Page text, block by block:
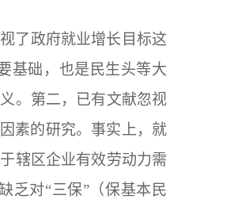
了政府就业增长目标这
基础，也是民生头等大
。第二，已有文献忽视
素的研究。事实上，就
辖区企业有效劳动力需
乏对“三保”（保基本民